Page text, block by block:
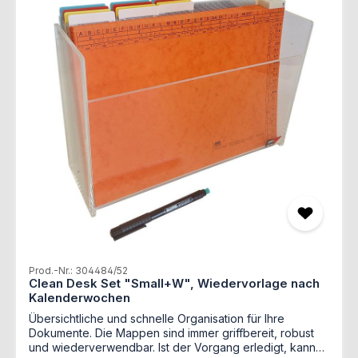
repräsentative Ordnungsbox aus Acrylglas 30 47 84
(362 x 225 x 155 mm (B x H x T))-4 Aktionsmappen klar,
mit Läufer weiß 12 40 90/00, wiederverwendbar-4
Aktionsmappen klar, mit Läufer gelb 12 40 90/01,
wiederverwendbar-4 Aktionsmappen klar, mit Läufer rot
12 40 90/02, wiederverwendbar-4 Aktionsmappen klar,
mit Läufer blau 12 40 90/03, wiederverwendbar-4
Aktionsmappen klar, mit Läufer orange 12 40 90/04,
wiederverwendbar-1 Allstoffschreiber 90 00 20 -1
Löschset 90 00 33-1 Leitkarten-Set 39 40 11 zur
Wiedervorlage nach Tagen und Monaten-inkl. Anleitung
Prod.-Nr.: 304484/52
Clean Desk Set "Small+W", Wiedervorlage nach
Kalenderwochen
Übersichtliche und schnelle Organisation für Ihre
Dokumente. Die Mappen sind immer griffbereit, robust
und wiederverwendbar. Ist der Vorgang erledigt, kann